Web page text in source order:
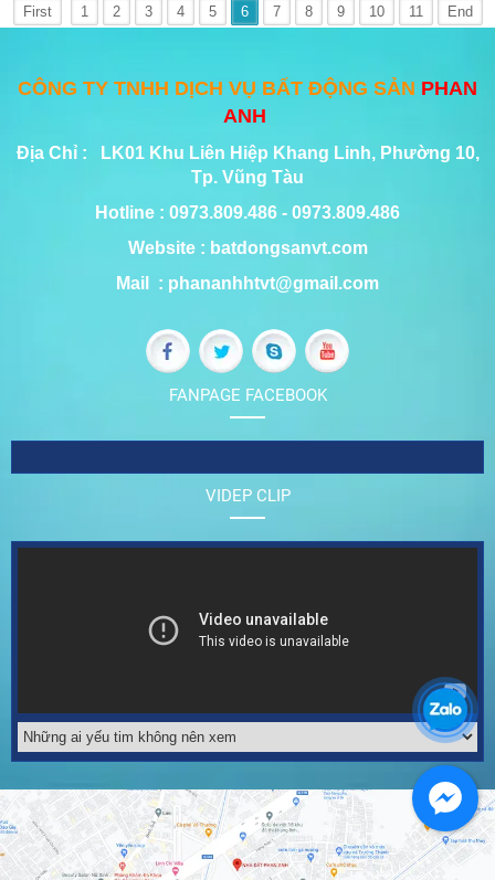
First 1 2 3 4 5 6 7 8 9 10 11 End
CÔNG TY TNHH DỊCH VỤ BẤT ĐỘNG SẢN PHAN
ANH
Địa Chỉ : LK01 Khu Liên Hiệp Khang Linh, Phường 10,
Tp. Vũng Tàu
Hotline : 0973.809.486 - 0973.809.486
Website : batdongsanvt.com
Mail : phananhhtvt@gmail.com
FANPAGE FACEBOOK
VIDEP CLIP